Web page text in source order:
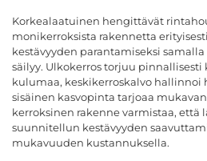
Korkealaatuinen hengittävät
monikerroksista rakennetta
kestävyyden parantamiseksi
säilyy. Ulkokerros torjuu
kulumaa, keskikerroskalvo hallinnoi
sisäinen kasvopinta tarjoaa
kerroksinen rakenne varmistaa, että
suunnitellun kestävyyden
mukavuuden kustannuksella.